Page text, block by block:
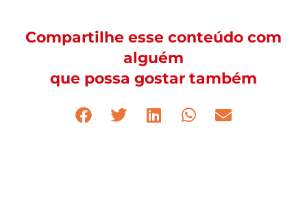
Compartilhe esse conteúdo com
alguém
que possa gostar também